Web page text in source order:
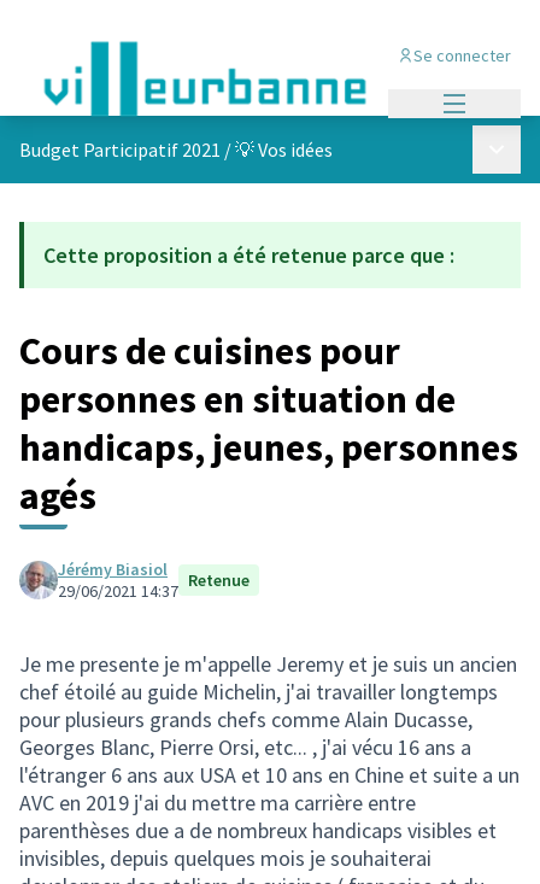
Se connecter
Budget Participatif 2021 /💡 Vos idées
Cette proposition a été retenue parce que :
Cours de cuisines pour
personnes en situation de
handicaps, jeunes, personnes
agés
Jérémy Biasiol
29/06/2021 14:37 Retenue
Je me presente je m'appelle Jeremy et je suis un ancien
chef étoilé au guide Michelin, j'ai travailler longtemps
pour plusieurs grands chefs comme Alain Ducasse,
Georges Blanc, Pierre Orsi, etc... , j'ai vécu 16 ans a
l'étranger 6 ans aux USA et 10 ans en Chine et suite a un
AVC en 2019 j'ai du mettre ma carrière entre
parenthèses due a de nombreux handicaps visibles et
invisibles, depuis quelques mois je souhaiterai